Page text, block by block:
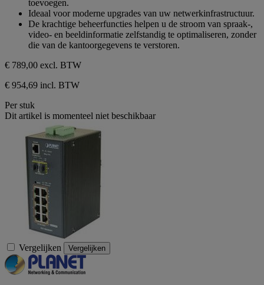
toevoegen.
Ideaal voor moderne upgrades van uw netwerkinfrastructuur.
De krachtige beheerfuncties helpen u de stroom van spraak-,
video- en beeldinformatie zelfstandig te optimaliseren, zonder
die van de kantoorgegevens te verstoren.
€ 789,00 excl. BTW
€ 954,69 incl. BTW
Per stuk
Dit artikel is momenteel niet beschikbaar
Vergelijken Vergelijken